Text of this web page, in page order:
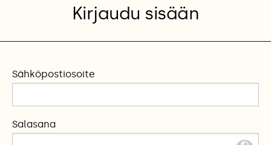
Kirjaudu sisään
Sähköpostiosoite
Salasana